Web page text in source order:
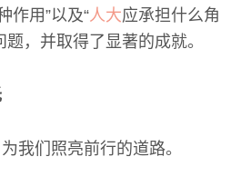
作用”以及“人大应承担什么角
，并取得了显著的成就。
我们照亮前行的道路。